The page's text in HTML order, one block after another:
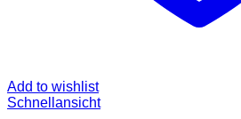
Add to wishlist
Schnellansicht